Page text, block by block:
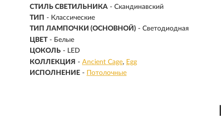
СТИЛЬ СВЕТИЛЬНИКА - Скандинавский
ТИП - Классические
ТИП ЛАМПОЧКИ (ОСНОВНОЙ) - Светодиодная
ЦВЕТ - Белые
ЦОКОЛЬ - LED
КОЛЛЕКЦИЯ - Ancient Cage
Egg
ИСПОЛНЕНИЕ - Потолочные